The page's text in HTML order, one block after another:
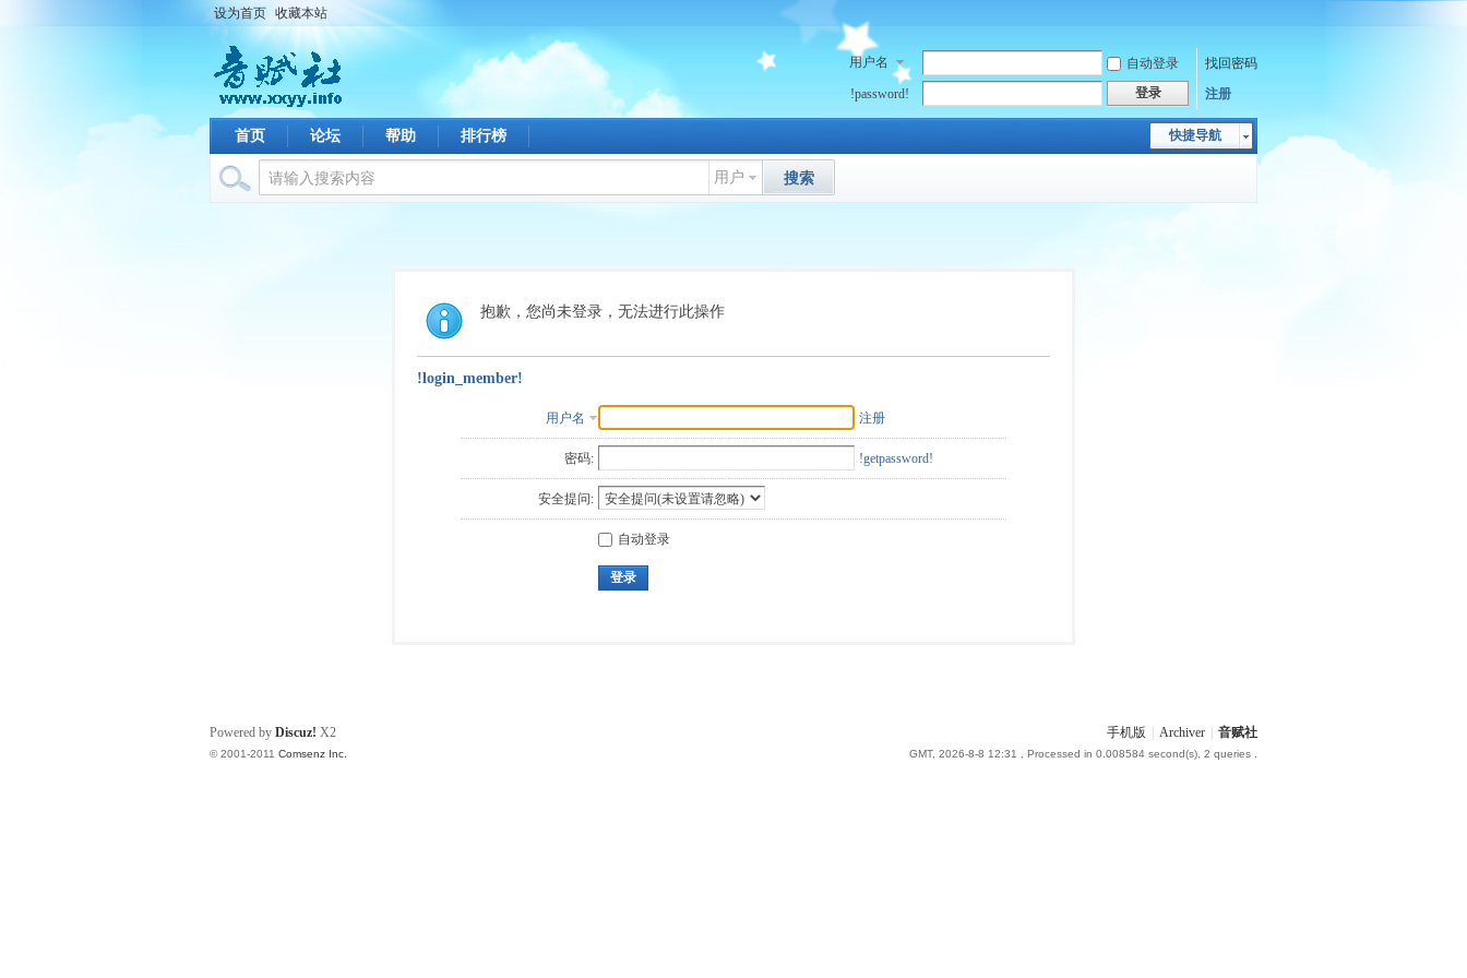
设为首页 收藏本站
用户名 自动登录
找回密码
!password!
登录 注册
快捷导航
首页 论坛 帮助 排行榜
用户 搜索
抱歉，您尚未登录，无法进行此操作
!login_member!
用户名 注册
密码: !getpassword!
安全提问:
自动登录
登录
手机版 Archiver 音赋社
GMT, 2026-8-8 12:31 , Processed in 0.008584 second(s), 2 queries .
Powered by Discuz! X2
© 2001-2011 Comsenz Inc.